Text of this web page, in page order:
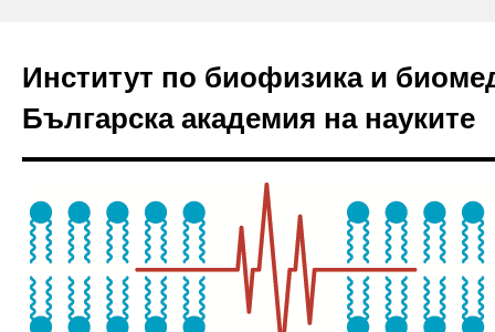
Институт по биофизика и
Българска академия на науките